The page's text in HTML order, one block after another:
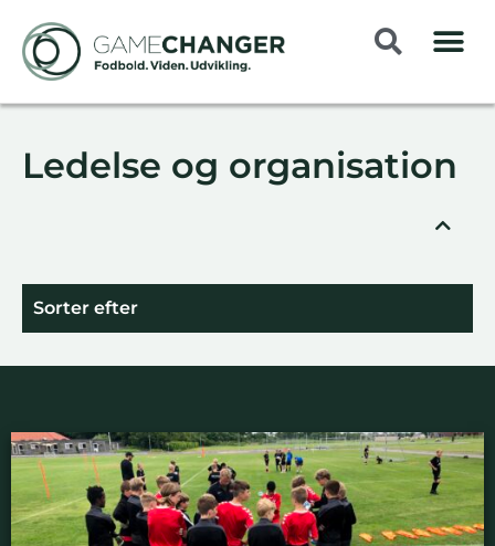
Ledelse og organisation
Sorter efter